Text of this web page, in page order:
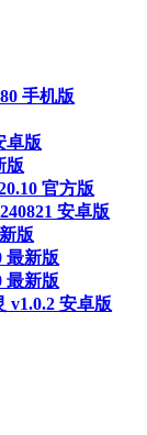
手机版
卓版
版
官方版
安卓版
版
最新版
最新版
v1.0.2 安卓版